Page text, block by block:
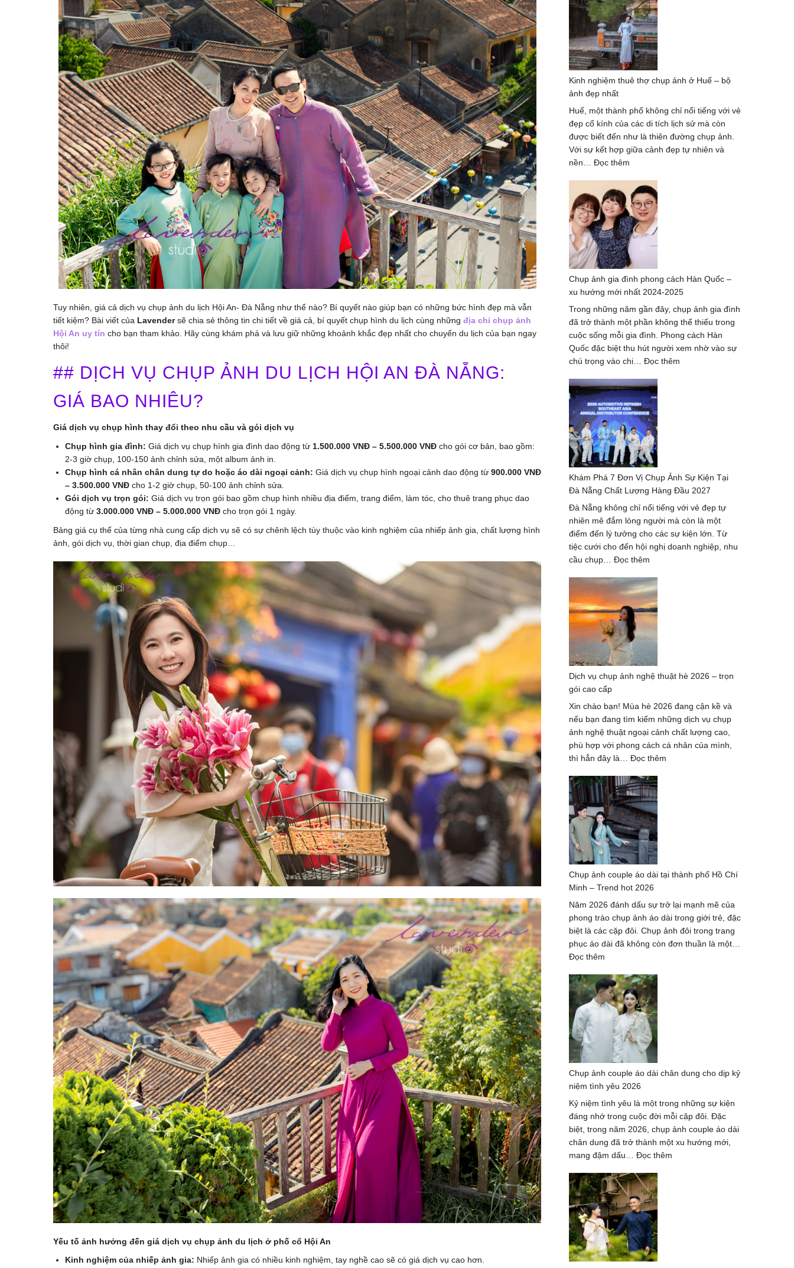
Tuy nhiên, giá cả dịch vụ chụp ảnh du lịch Hội An- Đà Nẵng như thế nào? Bí quyết nào giúp bạn có những bức hình đẹp mà vẫn
tiết kiệm? Bài viết của Lavendersẽ chia sẻ thông tin chi tiết về giá cả, bí quyết chụp hình du lịch cùng những địa chỉ chụp ảnh
Hội An uy tín cho bạn tham khảo. Hãy cùng khám phá và lưu giữ những khoảnh khắc đẹp nhất cho chuyến du lịch của bạn ngay
thôi!
## DỊCH VỤ CHỤP ẢNH DU LỊCH HỘI AN ĐÀ NẴNG:
GIÁ BAO NHIÊU?
Giá dịch vụ chụp hình thay đổi theo nhu cầu và gói dịch vụ
Chụp hình gia đình: Giá dịch vụ chụp hình gia đình dao động từ 1.500.000 VNĐ – 5.500.000 VNĐ cho gói cơ bản, bao gồm:
2-3 giờ chụp, 100-150 ảnh chỉnh sửa, một album ảnh in.
Chụp hình cá nhân chân dung tự do hoặc áo dài ngoại cảnh: Giá dịch vụ chụp hình ngoại cảnh dao động từ 900.000 VNĐ
– 3.500.000 VNĐ cho 1-2 giờ chụp, 50-100 ảnh chỉnh sửa.
Gói dịch vụ trọn gói: Giá dịch vụ trọn gói bao gồm chụp hình nhiều địa điểm, trang điểm, làm tóc, cho thuê trang phục dao
động từ 3.000.000 VNĐ – 5.000.000 VNĐ cho trọn gói 1 ngày.
Bảng giá cụ thể của từng nhà cung cấp dịch vụ sẽ có sự chênh lệch tùy thuộc vào kinh nghiệm của nhiếp ảnh gia, chất lượng hình
ảnh, gói dịch vụ, thời gian chụp, địa điểm chụp…
Yếu tố ảnh hưởng đến giá dịch vụ chụp ảnh du lịch ở phố cổ Hội An
Kinh nghiệm của nhiếp ảnh gia: Nhiếp ảnh gia có nhiều kinh nghiệm, tay nghề cao sẽ có giá dịch vụ cao hơn.
Nẵng
Khung
Cảnh
Tuyệt
Đẹp
Kinh nghiệm thuê thợ chụp ảnh ở Huế – bộ
ảnh đẹp nhất
Huế, một thành phố không chỉ nổi tiếng với vẻ
đẹp cổ kính của các di tích lịch sử mà còn
được biết đến như là thiên đường chụp ảnh.
Với sự kết hợp giữa cảnh đẹp tự nhiên và
nền… Đọc thêm
nghiệm
thuê
thợ
chụp
ảnh
ở
Huế
–
bộ
đẹp
nhất
Chụp ảnh gia đình phong cách Hàn Quốc –
xu hướng mới nhất 2024-2025
Trong những năm gần đây, chụp ảnh gia đình
đã trở thành một phần không thể thiếu trong
cuộc sống mỗi gia đình. Phong cách Hàn
Quốc đặc biệt thu hút người xem nhờ vào sự
chú trọng vào chi… Đọc thêm
–
xu
hướng
mới
nhất
2024-
Khám Phá 7 Đơn Vị Chụp Ảnh Sự Kiện Tại
Đà Nẵng Chất Lượng Hàng Đầu 2027
Đà Nẵng không chỉ nổi tiếng với vẻ đẹp tự
nhiên mê đắm lòng người mà còn là một
điểm đến lý tưởng cho các sự kiện lớn. Từ
tiệc cưới cho đến hội nghị doanh nghiệp, nhu
cầu chụp… Đọc thêm
Phá
7
Đơn
Vị
Chụp
Sự
Kiện
Đà
Nẵng
Chất
Lượng
Hàng
2027
Dịch vụ chụp ảnh nghệ thuật hè 2026 – trọn
gói cao cấp
Xin chào bạn! Mùa hè 2026 đang cận kề và
nếu bạn đang tìm kiếm những dịch vụ chụp
ảnh nghệ thuật ngoại cảnh chất lượng cao,
phù hợp với phong cách cá nhân của mình,
thì hẳn đây là… Đọc thêm
–
gói
cao
cấp
Chụp ảnh couple áo dài tại thành phố Hồ Chí
Minh – Trend hot 2026
Năm 2026 đánh dấu sự trở lại mạnh mẽ của
phong trào chụp ảnh áo dài trong giới trẻ, đặc
biệt là các cặp đôi. Chụp ảnh đôi trong trang
phục áo dài đã không còn đơn thuần là một…
Đọc thêm
ảnh
couple
áo
dài
thành
phố
Hồ
Chí
Minh
–
Trend
hot
2026
Chụp ảnh couple áo dài chân dung cho dịp kỷ
niệm tình yêu 2026
Kỷ niệm tình yêu là một trong những sự kiện
đáng nhớ trong cuộc đời mỗi cặp đôi. Đặc
biệt, trong năm 2026, chụp ảnh couple áo dài
chân dung đã trở thành một xu hướng mới,
mang đậm dấu… Đọc thêm